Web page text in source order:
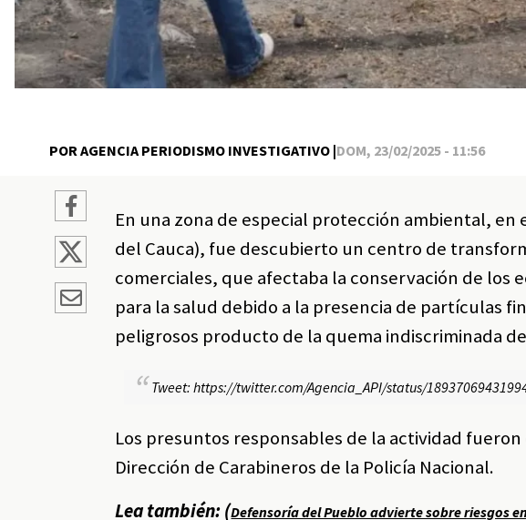
POR AGENCIA PERIODISMO INVESTIGATIVO |DOM, 23/02/2025 - 11:56
En una zona de especial protección ambiental, en
del Cauca), fue descubierto un centro de
comerciales, que afectaba la conservación de los
para la salud debido a la presencia de partículas
peligrosos producto de la quema indiscriminada
Tweet: https://twitter.com/Agencia_API/status/
Los presuntos responsables de la actividad
Dirección de Carabineros de la Policía Nacional.
Lea también: (Defensoría del Pueblo advierte sobre riesgos